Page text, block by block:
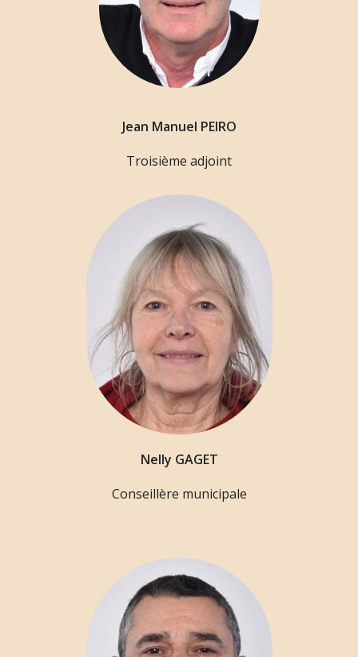
Jean Manuel PEIRO
Troisième adjoint
Nelly GAGET
Conseillère municipale